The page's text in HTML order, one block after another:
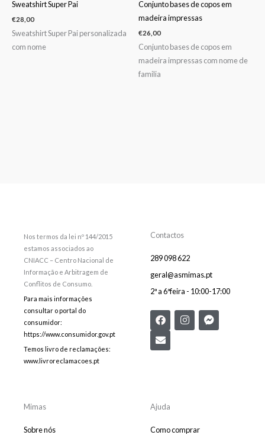
Sweatshirt Super Pai
€28,00
Sweatshirt Super Pai personalizada
com nome
Conjunto bases de copos em
madeira impressas
€26,00
Conjunto bases de copos em
madeira impressas com nome de
familia
Nos termos da lei nº 144/2015
estamos associados ao
CNIACC – Centro Nacional de
Informação e Arbitragem de
Conflitos de Consumo.
Para mais informações
consultar o portal do
consumidor:
https://www.consumidor.gov.pt
Temos livro de reclamações:
www.livroreclamacoes.pt
Contactos
289 098 622
geral@asmimas.pt
2ª a 6ªfeira - 10:00-17:00
F
a
c
e
b
I
n
s
F
a
c
E
n
v
e
l
Mimas
Sobre nós
Ajuda
Como comprar